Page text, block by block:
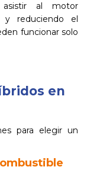
al motor
y reduciendo el
funcionar solo
en
para elegir un